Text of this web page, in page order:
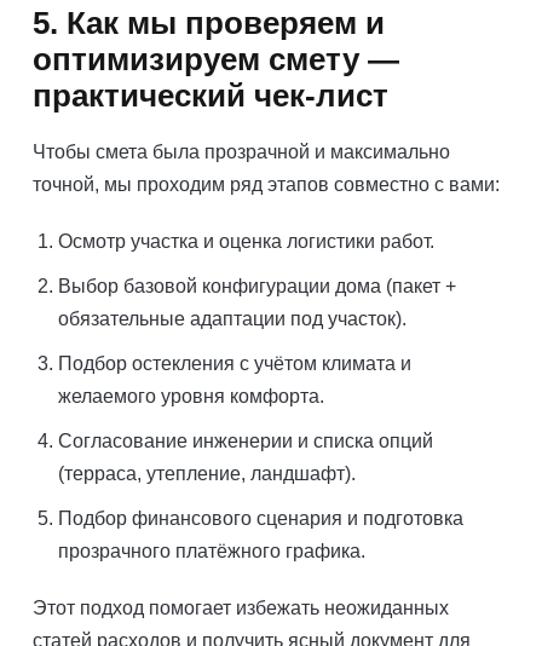
5. Как мы проверяем и
оптимизируем смету —
практический чек-лист
Чтобы смета была прозрачной и максимально
точной, мы проходим ряд этапов совместно с вами:
Осмотр участка и оценка логистики работ.
Выбор базовой конфигурации дома (пакет +
обязательные адаптации под участок).
Подбор остекления с учётом климата и
желаемого уровня комфорта.
Согласование инженерии и списка опций
(терраса, утепление, ландшафт).
Подбор финансового сценария и подготовка
прозрачного платёжного графика.
Этот подход помогает избежать неожиданных
статей расходов и получить ясный документ для